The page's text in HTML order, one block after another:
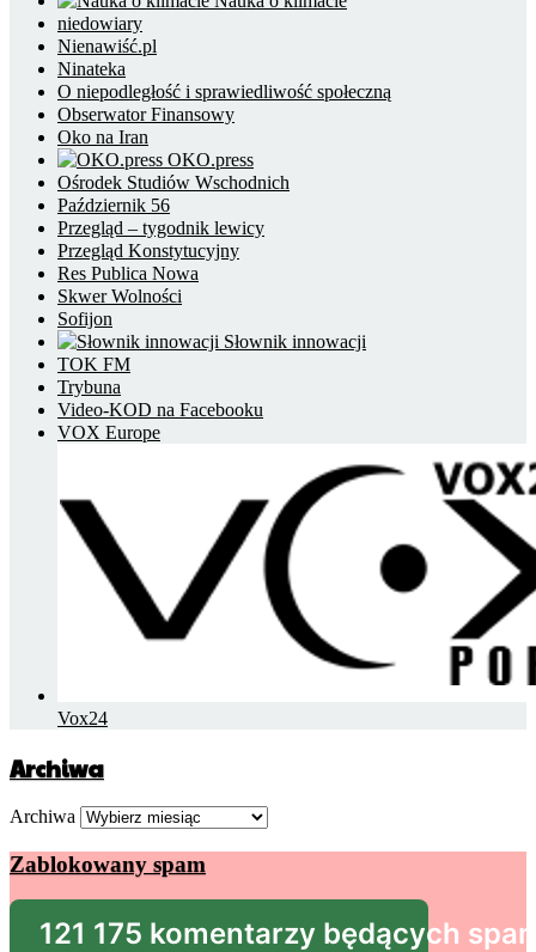
niedowiary
Nienawiść.pl
Ninateka
O niepodległość i sprawiedliwość społeczną
Obserwator Finansowy
Oko na Iran
OKO.press
Ośrodek Studiów Wschodnich
Październik 56
Przegląd – tygodnik lewicy
Przegląd Konstytucyjny
Res Publica Nowa
Skwer Wolności
Sofijon
Słownik innowacji
TOK FM
Trybuna
Video-KOD na Facebooku
VOX Europe
Vox24
Archiwa
Archiwa
Zablokowany spam
121 175 komentarzy będących